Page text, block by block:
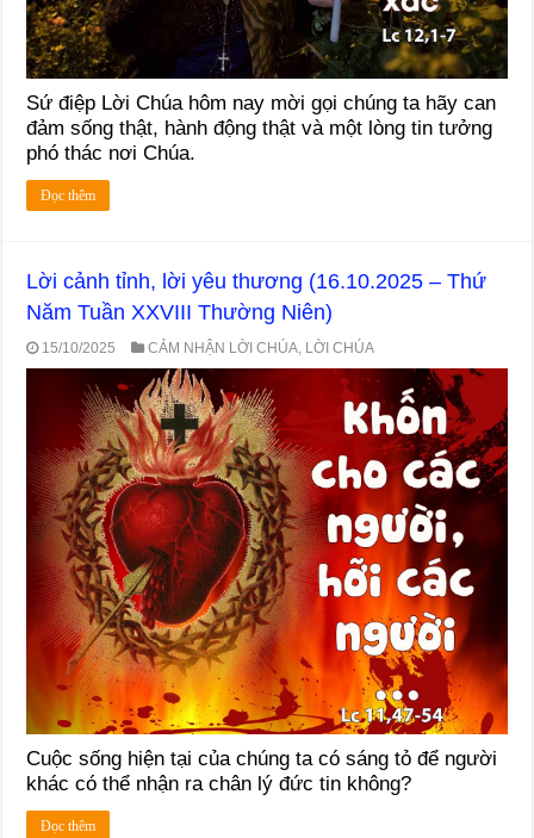
Sứ điệp Lời Chúa hôm nay mời gọi chúng ta hãy can
đảm sống thật, hành động thật và một lòng tin tưởng
phó thác nơi Chúa.
Đọc thêm
Lời cảnh tỉnh, lời yêu thương (16.10.2025 – Thứ
Năm Tuần XXVIII Thường Niên)
15/10/2025 CẢM NHẬN LỜI CHÚA LỜI CHÚA
Cuộc sống hiện tại của chúng ta có sáng tỏ để người
khác có thể nhận ra chân lý đức tin không?
Đọc thêm